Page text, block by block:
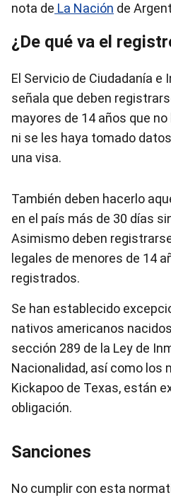
nota de La Nación de
¿De qué va el
El Servicio de Ciudadanía e
señala que deben
mayores de 14 años que
ni se les haya tomado
una visa.
También deben hacerlo
en el país más de 30 días
Asimismo deben
legales de menores de 14
registrados.
Se han establecido
nativos americanos
sección 289 de la Ley de
Nacionalidad, así como los
Kickapoo de Texas, están
obligación.
Sanciones
No cumplir con esta